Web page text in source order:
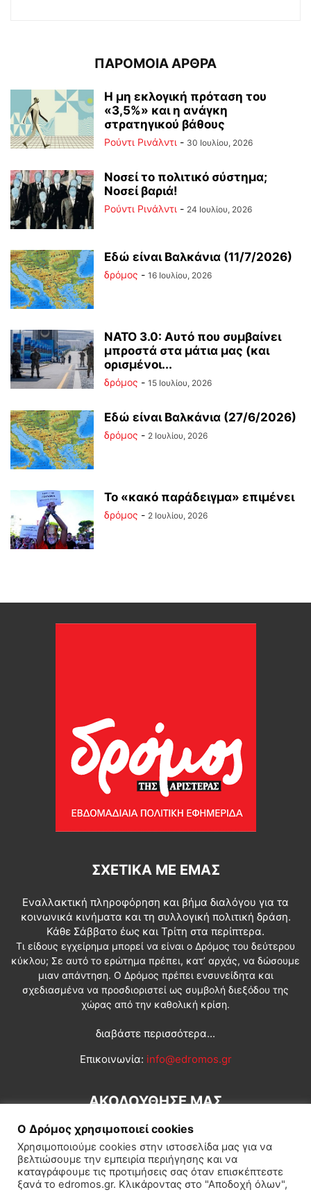
ΠΑΡΟΜΟΙΑ ΑΡΘΡΑ
Η μη εκλογική πρόταση του
«3,5%» και η ανάγκη
στρατηγικού βάθους
Ρούντι Ρινάλντι - 30 Ιουλίου, 2026
Νοσεί το πολιτικό σύστημα;
Νοσεί βαριά!
Ρούντι Ρινάλντι - 24 Ιουλίου, 2026
Εδώ είναι Βαλκάνια (11/7/2026)
δρόμος - 16 Ιουλίου, 2026
ΝΑΤΟ 3.0: Αυτό που συμβαίνει
μπροστά στα μάτια μας (και
ορισμένοι...
δρόμος - 15 Ιουλίου, 2026
Εδώ είναι Βαλκάνια (27/6/2026)
δρόμος - 2 Ιουλίου, 2026
Το «κακό παράδειγμα» επιμένει
δρόμος - 2 Ιουλίου, 2026
ΣΧΕΤΙΚΆ ΜΕ ΕΜΆΣ
Εναλλακτική πληροφόρηση και βήμα διαλόγου για τα
κοινωνικά κινήματα και τη συλλογική πολιτική δράση.
Κάθε Σάββατο έως και Τρίτη στα περίπτερα.
Τι είδους εγχείρημα μπορεί να είναι ο Δρόμος του δεύτερου
κύκλου; Σε αυτό το ερώτημα πρέπει, κατ’ αρχάς, να δώσουμε
μιαν απάντηση. Ο Δρόμος πρέπει ενσυνείδητα και
σχεδιασμένα να προσδιοριστεί ως συμβολή διεξόδου της
χώρας από την καθολική κρίση.
διαβάστε περισσότερα...
Επικοινωνία: info@edromos.gr
ΑΚΟΛΟΥΘΗΣΕ ΜΑΣ
Ο Δρόμος χρησιμοποιεί cookies
Χρησιμοποιούμε cookies στην ιστοσελίδα μας για να
βελτιώσουμε την εμπειρία περιήγησης και να
καταγράφουμε τις προτιμήσεις σας όταν επισκέπτεστε
ξανά το edromos.gr. Κλικάροντας στο "Αποδοχή όλων",